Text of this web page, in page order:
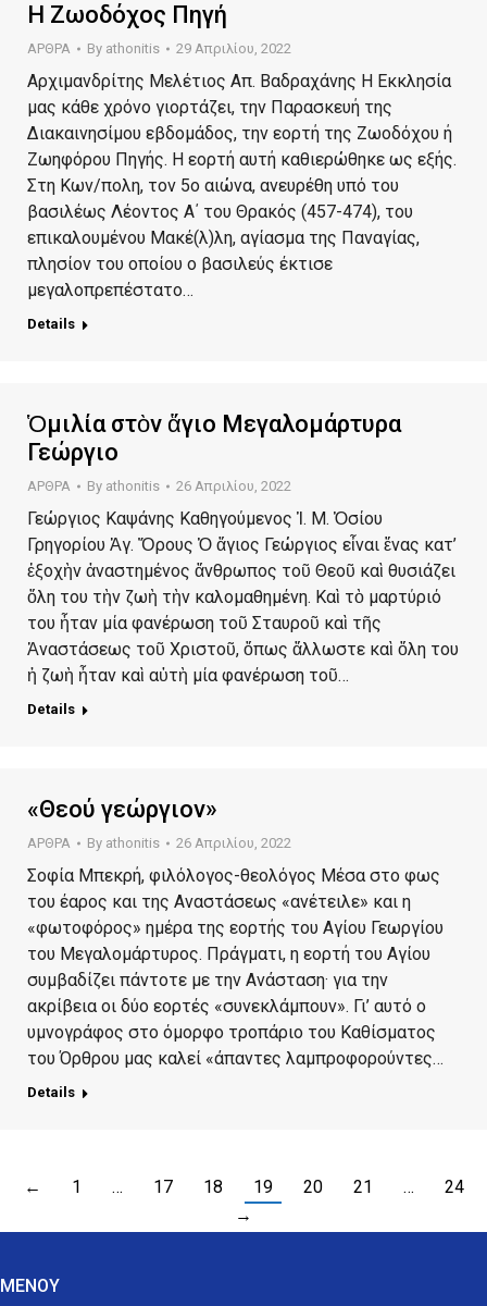
Η Ζωοδόχος Πηγή
ΑΡΘΡΑ By athonitis 29 Απριλίου, 2022
Αρχιμανδρίτης Μελέτιος Απ. Βαδραχάνης Η Εκκλησία
μας κάθε χρόνο γιορτάζει, την Παρασκευή της
Διακαινησίμου εβδομάδος, την εορτή της Ζωοδόχου ή
Ζωηφόρου Πηγής. Η εορτή αυτή καθιερώθηκε ως εξής.
Στη Κων/πολη, τον 5ο αιώνα, ανευρέθη υπό του
βασιλέως Λέοντος Α΄ του Θρακός (457-474), του
επικαλουμένου Μακέ(λ)λη, αγίασμα της Παναγίας,
πλησίον του οποίου ο βασιλεύς έκτισε
μεγαλοπρεπέστατο…
Details
Ὁμιλία στὸν ἅγιο Μεγαλομάρτυρα
Γεώργιο
ΑΡΘΡΑ By athonitis 26 Απριλίου, 2022
Γεώργιος Καψάνης Καθηγούμενος Ἱ. Μ. Ὁσίου
Γρηγορίου Ἁγ. Ὄρους Ὁ ἅγιος Γεώργιος εἶναι ἕνας κατ’
ἐξοχὴν ἀναστημένος ἄνθρωπος τοῦ Θεοῦ καὶ θυσιάζει
ὅλη του τὴν ζωὴ τὴν καλομαθημένη. Καὶ τὸ μαρτύριό
του ἦταν μία φανέρωση τοῦ Σταυροῦ καὶ τῆς
Ἀναστάσεως τοῦ Χριστοῦ, ὅπως ἄλλωστε καὶ ὅλη του
ἡ ζωὴ ἦταν καὶ αὐτὴ μία φανέρωση τοῦ…
Details
«Θεού γεώργιον»
ΑΡΘΡΑ By athonitis 26 Απριλίου, 2022
Σοφία Μπεκρή, φιλόλογος-θεολόγος Μέσα στο φως
του έαρος και της Αναστάσεως «ανέτειλε» και η
«φωτοφόρος» ημέρα της εορτής του Αγίου Γεωργίου
του Μεγαλομάρτυρος. Πράγματι, η εορτή του Αγίου
συμβαδίζει πάντοτε με την Ανάσταση· για την
ακρίβεια οι δύο εορτές «συνεκλάμπουν». Γι’ αυτό ο
υμνογράφος στο όμορφο τροπάριο του Καθίσματος
του Όρθρου μας καλεί «άπαντες λαμπροφορούντες…
Details
← 1 … 17 18 19 20 21 …
24
→
ΜΕΝΟΥ